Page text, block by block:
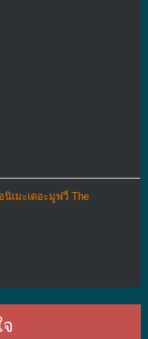
อนิเมะเดอะมูฟวี่ The